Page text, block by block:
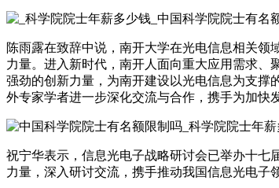
陈雨露在致辞中说，南开大学在光电信息相关
力量。进入新时代，南开人面向重大应用需求
强劲的创新力量，为南开建设以光电信息为支撑
外专家学者进一步深化交流与合作，携手为加快
祝宁华表示，信息光电子战略研讨会已举办十七
力量，深入研讨交流，携手推动我国信息光电子